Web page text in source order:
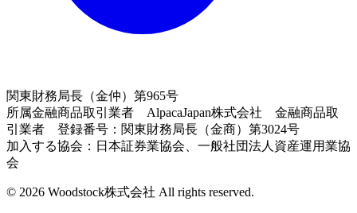
関東財務局長（金仲）第965号
所属金融商品取引業者 AlpacaJapan株式会社 金融商品取
引業者 登録番号：関東財務局長（金商）第3024号
加入する協会：日本証券業協会、一般社団法人資産運用業協
会
© 2026 Woodstock株式会社 All rights reserved.